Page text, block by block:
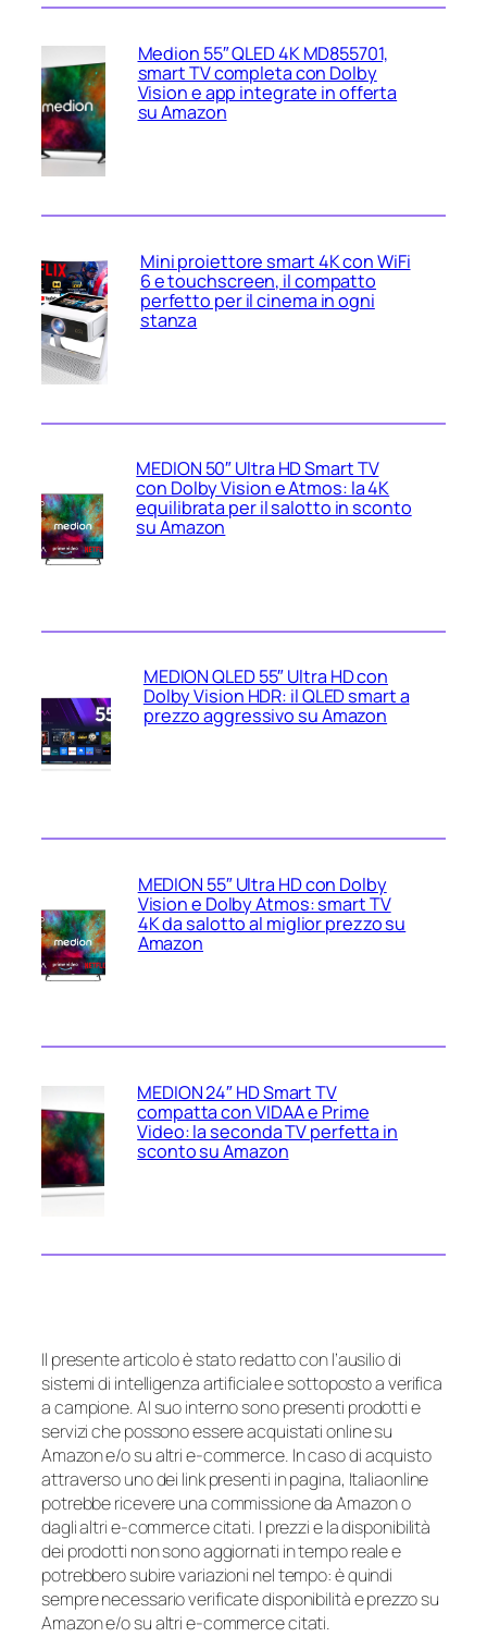
Medion 55″ QLED 4K MD855701,
smart TV completa con Dolby
Vision e app integrate in offerta
su Amazon
Mini proiettore smart 4K con WiFi
6 e touchscreen, il compatto
perfetto per il cinema in ogni
stanza
MEDION 50″ Ultra HD Smart TV
con Dolby Vision e Atmos: la 4K
equilibrata per il salotto in sconto
su Amazon
MEDION QLED 55″ Ultra HD con
Dolby Vision HDR: il QLED smart a
prezzo aggressivo su Amazon
MEDION 55″ Ultra HD con Dolby
Vision e Dolby Atmos: smart TV
4K da salotto al miglior prezzo su
Amazon
MEDION 24″ HD Smart TV
compatta con VIDAA e Prime
Video: la seconda TV perfetta in
sconto su Amazon
Il presente articolo è stato redatto con l’ausilio di
sistemi di intelligenza artificiale e sottoposto a verifica
a campione. Al suo interno sono presenti prodotti e
servizi che possono essere acquistati online su
Amazon e/o su altri e-commerce. In caso di acquisto
attraverso uno dei link presenti in pagina, Italiaonline
potrebbe ricevere una commissione da Amazon o
dagli altri e-commerce citati. I prezzi e la disponibilità
dei prodotti non sono aggiornati in tempo reale e
potrebbero subire variazioni nel tempo: è quindi
sempre necessario verificate disponibilità e prezzo su
Amazon e/o su altri e-commerce citati.